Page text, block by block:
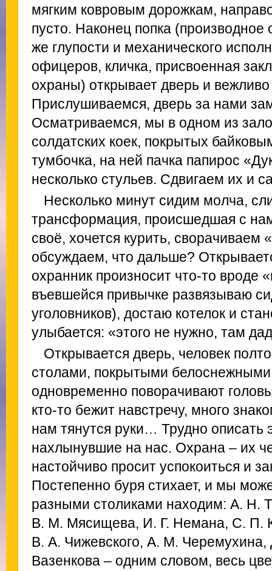
мягким ковровым дорожкам,
пусто. Наконец попка (производное
же глупости и механического
офицеров, кличка, присвоенная
охраны) открывает дверь и
Прислушиваемся, дверь за нами
Осматриваемся, мы в одном из
солдатских коек, покрытых
тумбочка, на ней пачка папирос
несколько стульев. Сдвигаем их и
Несколько минут сидим молча,
трансформация, происшедшая с
своё, хочется курить, сворачиваем
обсуждаем, что дальше?
охранник произносит что‑то вроде
въевшейся привычке развязываю
уголовников), достаю котелок и
улыбается: «этого не нужно, там
Открывается дверь, человек
столами, покрытыми белоснежными
одновременно поворачивают
кто‑то бежит навстречу, много
нам тянутся руки… Трудно описать
нахлынувшие на нас. Охрана – их
настойчиво просит успокоиться и
Постепенно буря стихает, и мы
разными столиками находим: А. Н.
В. М. Мясищева, И. Г. Немана, С. П.
В. А. Чижевского, А. М.
Вазенкова – одним словом, весь